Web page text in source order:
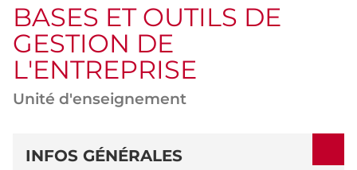
BASES ET OUTILS DE
GESTION DE
L'ENTREPRISE
Unité d'enseignement
DÉTAILS
INFOS GÉNÉRALES